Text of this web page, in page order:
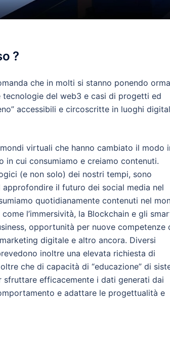
?
che in molti si stanno ponendo
del web3 e casi di progetti ed
accessibili e circoscritte in luoghi
virtuali che hanno cambiato il modo
in cui consumiamo e creiamo contenuti.
(e non solo) dei nostri tempi, sono
il futuro dei social media nel
quotidianamente contenuti nel
come l’immersività, la Blockchain e gli
opportunità per nuove competenze
digitale e altro ancora. Diversi
inoltre una elevata richiesta di
che di capacità di “educazione” di
efficacemente i dati generati dai
e adattare le progettualità e